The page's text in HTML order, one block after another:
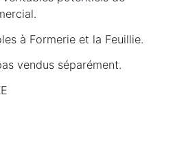
à Formerie et la Feuillie.
vendus séparément.